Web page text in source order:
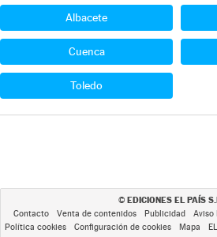
Albacete
Cuenca
Toledo
© EDICIONES EL PAÍS
Contacto Venta de contenidos Publicidad Aviso
Política cookies
Configuración de cookies Mapa